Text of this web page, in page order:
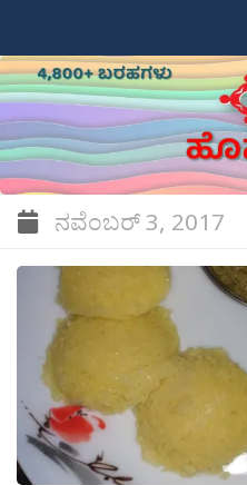
ನವೆಂಬರ್ 3, 2017